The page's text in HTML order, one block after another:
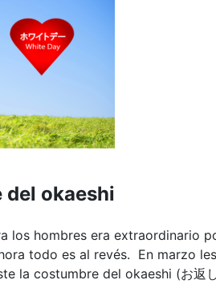
del okaeshi
los hombres era extraordinario
todo es al revés. En marzo
la costumbre del okaeshi (お